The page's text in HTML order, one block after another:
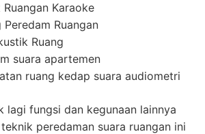
Karaoke
Peredam Ruangan
Ruang
suara apartemen
ruang kedap suara audiometri
lagi fungsi dan kegunaan lainnya
peredaman suara ruangan ini